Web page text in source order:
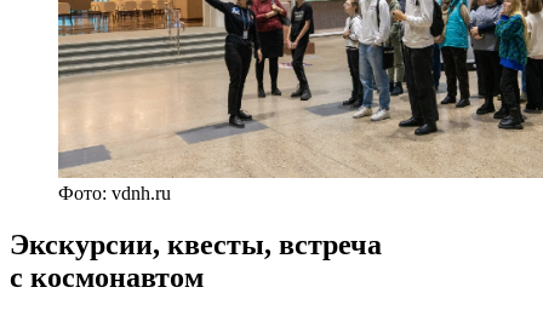
Фото: vdnh.ru
Экскурсии, квесты, встреча
с космонавтом